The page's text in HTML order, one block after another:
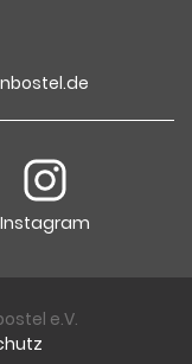
Instagram
e.V.